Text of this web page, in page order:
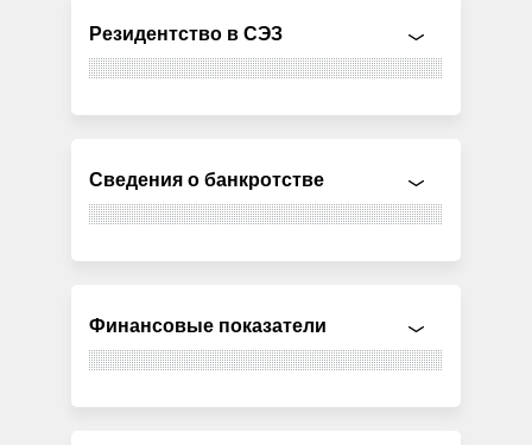
Резидентство в СЭЗ
Сведения о банкротстве
Финансовые показатели